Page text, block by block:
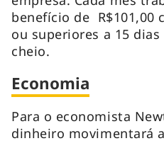
benefício de R$101,00
ou superiores a 15
cheio.
Economia
Para o economista
dinheiro movimentará